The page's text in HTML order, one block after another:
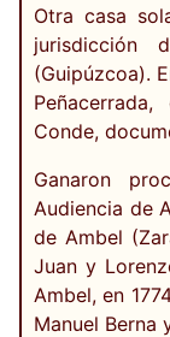
Otra casa
jurisdicción
(Guipúzcoa).
Conde,
Ganaron
Audiencia de
de Ambel
Juan y
Ambel, en
Manuel Berna